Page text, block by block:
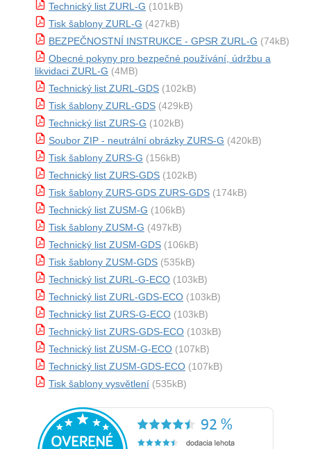
Technický list ZURL-G (101kB)
Tisk šablony ZURL-G (427kB)
BEZPEČNOSTNÍ INSTRUKCE - GPSR ZURL-G (74kB)
Obecné pokyny pro bezpečné používání, údržbu a
likvidaci ZURL-G (4MB)
Technický list ZURL-GDS (102kB)
Tisk šablony ZURL-GDS (429kB)
Technický list ZURS-G (102kB)
Soubor ZIP - neutrální obrázky ZURS-G (420kB)
Tisk šablony ZURS-G (156kB)
Technický list ZURS-GDS (102kB)
Tisk šablony ZURS-GDS ZURS-GDS (174kB)
Technický list ZUSM-G (106kB)
Tisk šablony ZUSM-G (497kB)
Technický list ZUSM-GDS (106kB)
Tisk šablony ZUSM-GDS (535kB)
Technický list ZURL-G-ECO (103kB)
Technický list ZURL-GDS-ECO (103kB)
Technický list ZURS-G-ECO (103kB)
Technický list ZURS-GDS-ECO (103kB)
Technický list ZUSM-G-ECO (107kB)
Technický list ZUSM-GDS-ECO (107kB)
Tisk šablony vysvětlení (535kB)